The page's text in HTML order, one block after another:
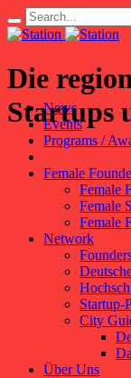
Die
Startups
News
Events
Programs /
Female
Female
Female
Female
Network
Startup-
City
Über Uns